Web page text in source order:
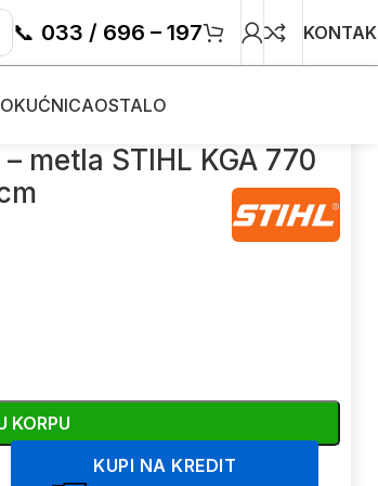
📞 033 / 696 – 197
OKUĆNICAOSTALO
metla STIHL KGA 770
KORPU
KUPI NA KREDIT